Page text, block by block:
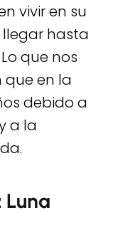
vivir en su
hasta
que nos
que en la
debido a
a la